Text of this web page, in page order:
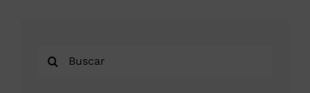
Buscar: